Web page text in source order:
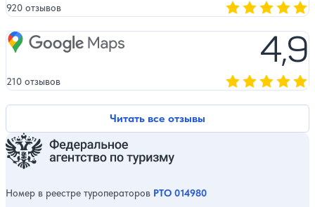
Читать все отзывы
920 отзывов
Google Maps 4,9
210 отзывов
Номер в реестре туроператоров РТО 014980